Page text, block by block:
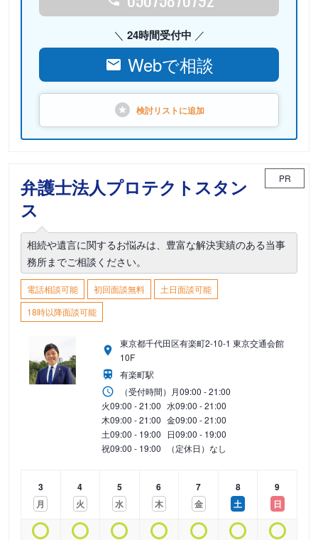
24時間受付中
Webで相談
検討リストに追加
弁護士法人プロテクトスタン
ス
PR
相続や遺言に関するお悩みは、豊富な解決実績のある当事
務所までご相談ください。
電話相談可能 初回面談無料
土日面談可能
18時以降面談可能
東京都千代田区有楽町2-10-1 東京交通会館
10F
有楽町駅
（受付時間） 月09:00 - 21:00
火09:00 - 21:00 水09:00 - 21:00
木09:00 - 21:00 金09:00 - 21:00
土09:00 - 19:00 日09:00 - 19:00
祝09:00 - 19:00 （定休日）なし
3
月
4
火
5
水
6
木
7
金
8
土
9
日